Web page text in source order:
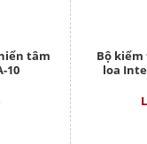
tâm
10
Bộ
loa